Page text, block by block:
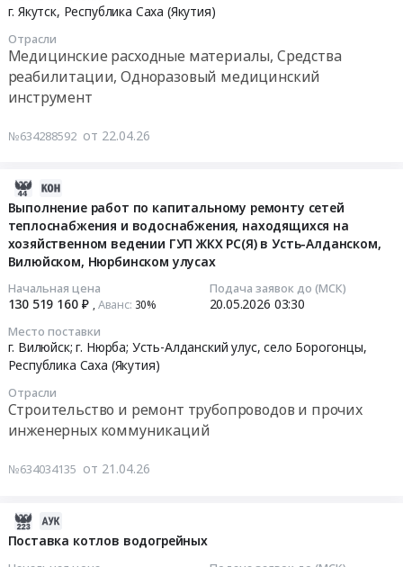
,
г. Якутск, Республика Саха (Якутия)
Отрасли
Медицинские расходные материалы, Средства
реабилитации, Одноразовый медицинский
инструмент
№634288592 от 22.04.26
Выполнение работ по капитальному ремонту сетей
теплоснабжения и водоснабжения, находящихся на
хозяйственном ведении ГУП ЖКХ РС(Я) в Усть-Алданском,
Вилюйском, Нюрбинском улусах
Начальная цена
130 519 160 ₽ ,Аванс: 30%‍
Подача заявок до (МСК)
20.05.2026 03:30
Место поставки
г. Вилюйск; г. Нюрба; Усть-Алданский улус, село Борогонцы,
Республика Саха (Якутия)
Отрасли
Строительство и ремонт трубопроводов и прочих
инженерных коммуникаций
№634034135 от 21.04.26
Поставка котлов водогрейных